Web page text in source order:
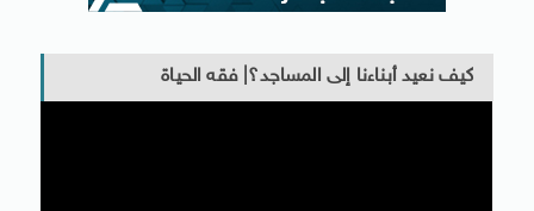
كيف نعيد أبناءنا إلى المساجد؟| فقه الحياة